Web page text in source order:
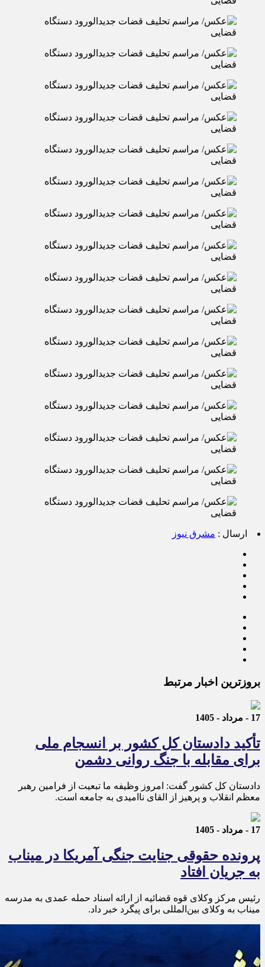
ارسال : مشرق نیوز
بروزترین اخبار مرتبط
17 - مرداد - 1405
تأکید دادستان کل کشور بر انسجام ملی
برای مقابله با جنگ روانی دشمن
دادستان کل کشور گفت: امروز وظیفه ما تبعیت از فرامین رهبر
معظم انقلاب و پرهیز از القای ناامیدی به جامعه است.
17 - مرداد - 1405
پرونده حقوقی جنایت جنگی آمریکا در میناب
به جریان افتاد
رئیس مرکز وکلای قوه قضائیه از ارائه اسناد حمله عمدی به مدرسه
میناب به وکلای بین‌المللی برای پیگرد خبر داد.